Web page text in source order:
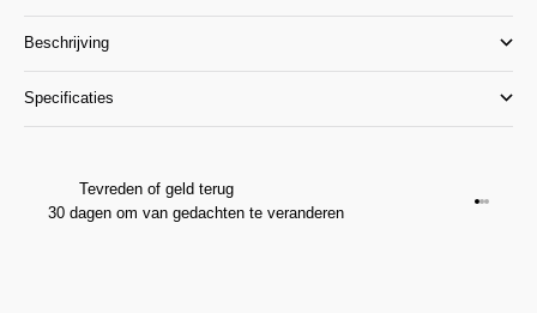
Beschrijving
Specificaties
Tevreden of geld terug
30 dagen om van gedachten te veranderen
Ga naar
Ga
Ga